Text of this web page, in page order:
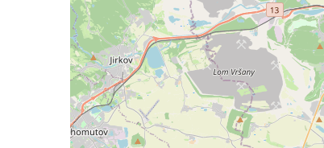
Pomník obětem 2. světové války v ulici 1.
máje v Lužci nad Vltavou
Pomník obětem válek v ulici 1. máje v Lužci
nad Vltavou
Hrob Vladislava Neumana v Hostíně u
Vojkovic
Pomník obětem válek před hřbitovem v